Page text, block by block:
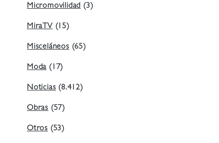
Micromovilidad (3)
MiraTV (15)
Misceláneos (65)
Moda (17)
Noticias (8.412)
Obras (57)
Otros (53)